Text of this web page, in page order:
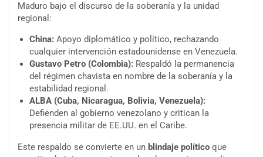
Maduro bajo el discurso de la soberanía y la unidad
regional:
China: Apoyo diplomático y político, rechazando
cualquier intervención estadounidense en Venezuela.
Gustavo Petro (Colombia): Respaldó la permanencia
del régimen chavista en nombre de la soberanía y la
estabilidad regional.
ALBA (Cuba, Nicaragua, Bolivia, Venezuela):
Defienden al gobierno venezolano y critican la
presencia militar de EE.UU. en el Caribe.
Este respaldo se convierte en un blindaje político que